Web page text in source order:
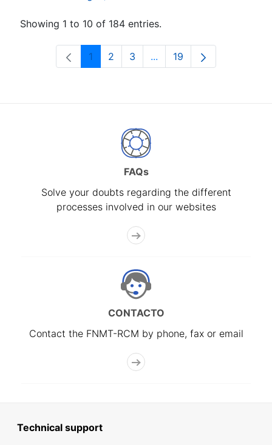
Showing 1 to 10 of 184 entries.
Page
1 Page
2 Page
3 ...Intermediate Pages Use
Page
19
FAQs
Solve your doubts regarding the different
processes involved in our websites
CONTACTO
Contact the FNMT-RCM by phone, fax or email
Technical support